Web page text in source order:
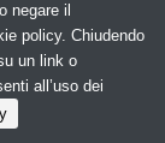
negare il
policy. Chiudendo
un link o
all’uso dei